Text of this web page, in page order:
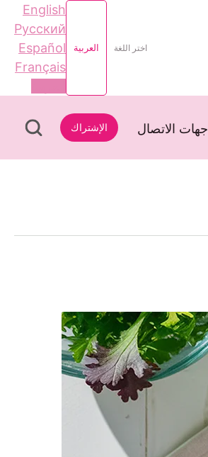
اختر اللغة العربية
English
Русский
Español
Français
جهات الاتصال الإشتراك